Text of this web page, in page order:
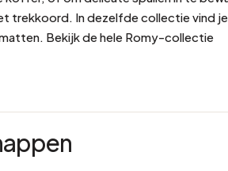
trekkoord. In dezelfde collectie vind
Bekijk de hele Romy-collectie